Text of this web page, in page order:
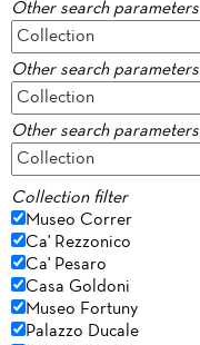
Other search parameters
Other search parameters
Other search parameters
Collection filter
Museo Correr
Ca' Rezzonico
Ca' Pesaro
Casa Goldoni
Museo Fortuny
Palazzo Ducale